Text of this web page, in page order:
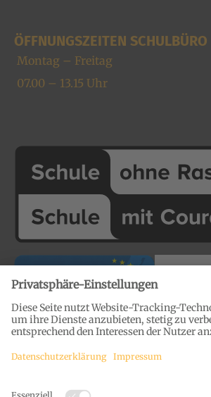
ÖFFNUNGSZEITEN SCHULBÜRO
Montag – Freitag
07.00 – 13.15 Uhr